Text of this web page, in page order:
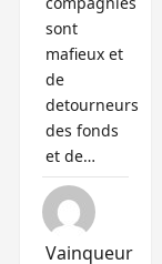
sont
mafieux et
de
detourneurs
des fonds
et de…
Vainqueur